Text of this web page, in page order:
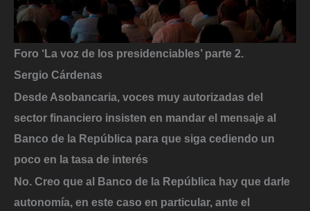
Foro ‘La voz de los presidenciables’ parte 2.
Sergio Cárdenas
Desde Asobancaria, voces muy autorizadas del
sector financiero insisten en mandar el mensaje al
Banco de la República para que siga cediendo un
poco en la tasa de interés
No. Creo que al Banco de la República hay que darle
autonomía, en este caso en particular, ante el